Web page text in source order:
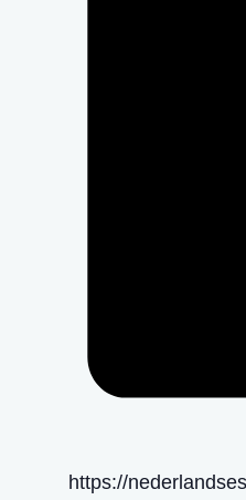
Website
https://